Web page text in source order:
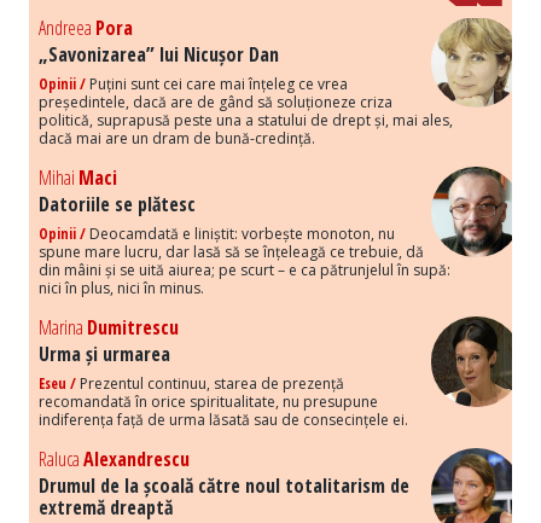
Andreea Pora
„Savonizarea” lui Nicușor Dan
Opinii / Puțini sunt cei care mai înțeleg ce vrea
președintele, dacă are de gând să soluționeze criza
politică, suprapusă peste una a statului de drept și, mai ales,
dacă mai are un dram de bună-credință.
Mihai Maci
Datoriile se plătesc
Opinii / Deocamdată e liniștit: vorbește monoton, nu
spune mare lucru, dar lasă să se înțeleagă ce trebuie, dă
din mâini și se uită aiurea; pe scurt – e ca pătrunjelul în supă:
nici în plus, nici în minus.
Marina Dumitrescu
Urma și urmarea
Eseu / Prezentul continuu, starea de prezență
recomandată în orice spiritualitate, nu presupune
indiferența față de urma lăsată sau de consecințele ei.
RalucaAlexandrescu
Drumul de la școală către noul totalitarism de
extremă dreaptă